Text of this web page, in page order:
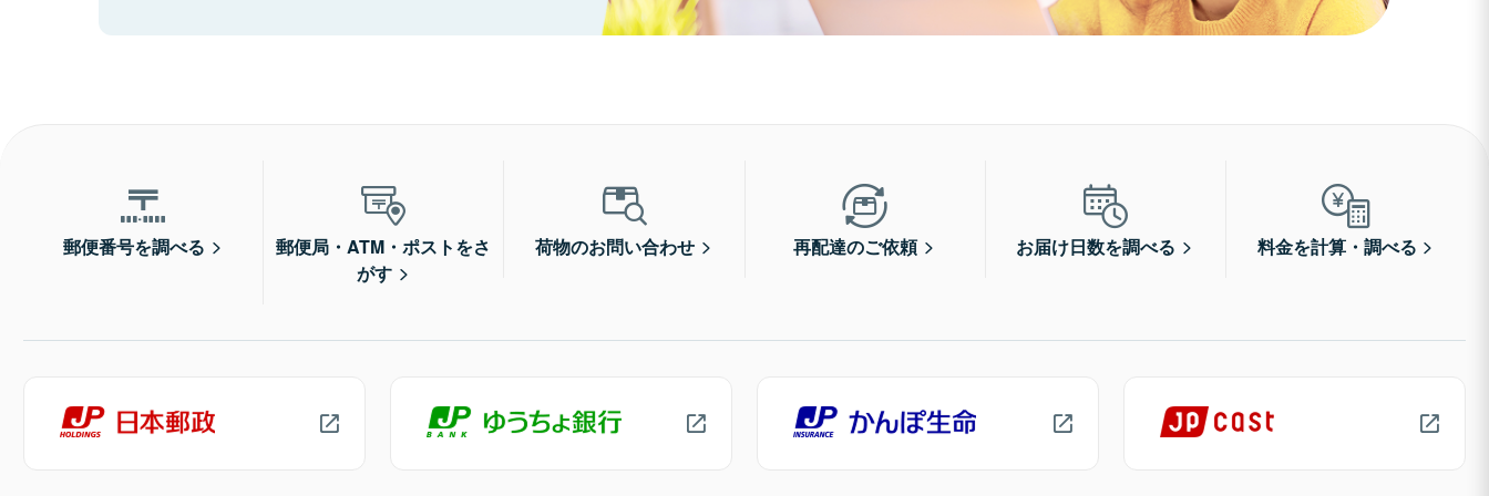
郵便番号を調べる
郵便局・ATM・ポストをさ
がす
荷物のお問い合わせ 再配達のご依頼 お届け日数を調べる 料金を計算・調べる